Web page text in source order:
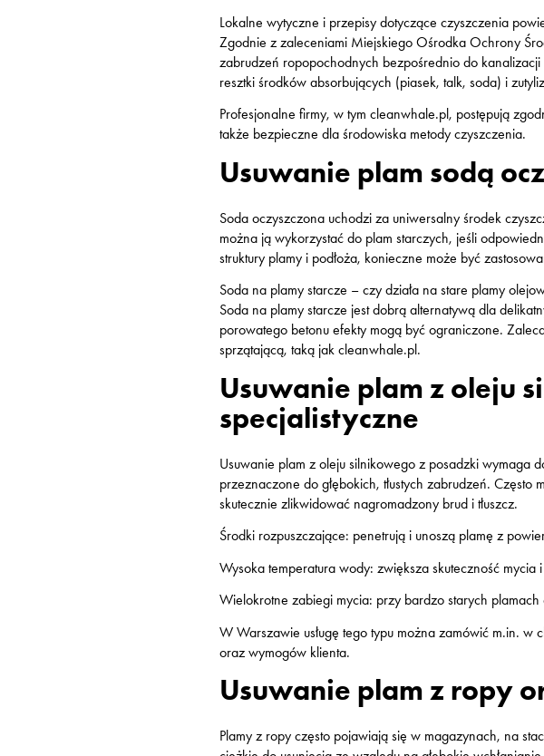
Lokalne wytyczne i przepisy dotyczące czyszczenia
Zgodnie z zaleceniami Miejskiego Ośrodka Ochrony
zabrudzeń ropopochodnych bezpośrednio do
resztki środków absorbujących (piasek, talk, soda) i
Profesjonalne firmy, w tym cleanwhale.pl, postępują
także bezpieczne dla środowiska metody czyszczenia.
Usuwanie plam sodą
Soda oczyszczona uchodzi za uniwersalny środek
można ją wykorzystać do plam starczych, jeśli
struktury plamy i podłoża, konieczne może być
Soda na plamy starcze – czy działa na stare plamy
Soda na plamy starcze jest dobrą alternatywą dla
porowatego betonu efekty mogą być ograniczone.
sprzątającą, taką jak cleanwhale.pl.
Usuwanie plam z oleju
specjalistyczne
Usuwanie plam z oleju silnikowego z posadzki wymaga
przeznaczone do głębokich, tłustych zabrudzeń.
skutecznie zlikwidować nagromadzony brud i tłuszcz.
Środki rozpuszczające: penetrują i unoszą plamę z
Wysoka temperatura wody: zwiększa skuteczność mycia
Wielokrotne zabiegi mycia: przy bardzo starych
W Warszawie usługę tego typu można zamówić m.in.
oraz wymogów klienta.
Usuwanie plam z ropy
Plamy z ropy często pojawiają się w magazynach, na